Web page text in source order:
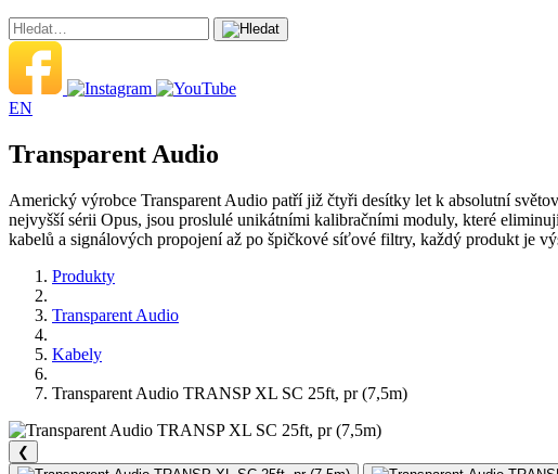
EN
Transparent Audio
Americký výrobce Transparent Audio patří již čtyři desítky let k absolutní
nejvyšší sérii Opus, jsou proslulé unikátními kalibračními moduly, které
kabelů a signálových propojení až po špičkové síťové filtry, každý produkt je
Produkty
Transparent Audio
Kabely
Transparent Audio TRANSP XL SC 25ft, pr (7,5m)
❮